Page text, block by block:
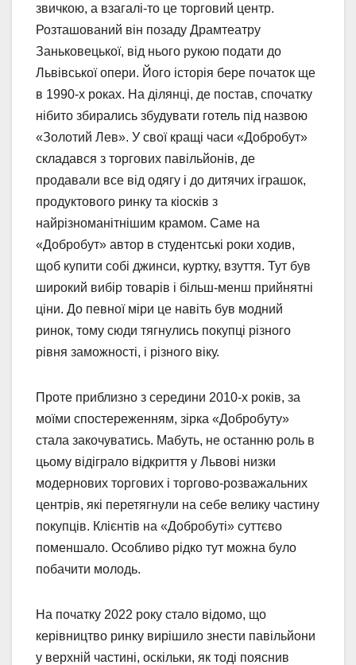
звичкою, а взагалі-то це торговий центр.
Розташований він позаду Драмтеатру
Заньковецької, від нього рукою подати до
Львівської опери. Його історія бере початок ще
в 1990-х роках. На ділянці, де постав, спочатку
нібито збирались збудувати готель під назвою
«Золотий Лев». У свої кращі часи «Добробут»
складався з торгових павільйонів, де
продавали все від одягу і до дитячих іграшок,
продуктового ринку та кіосків з
найрізноманітнішим крамом. Саме на
«Добробут» автор в студентські роки ходив,
щоб купити собі джинси, куртку, взуття. Тут був
широкий вибір товарів і більш-менш прийнятні
ціни. До певної міри це навіть був модний
ринок, тому сюди тягнулись покупці різного
рівня заможності, і різного віку.
Проте приблизно з середини 2010-х років, за
моїми спостереженням, зірка «Добробуту»
стала закочуватись. Мабуть, не останню роль в
цьому відіграло відкриття у Львові низки
модернових торгових і торгово-розважальних
центрів, які перетягнули на себе велику частину
покупців. Клієнтів на «Добробуті» суттєво
поменшало. Особливо рідко тут можна було
побачити молодь.
На початку 2022 року стало відомо, що
керівництво ринку вирішило знести павільйони
у верхній частині, оскільки, як тоді пояснив